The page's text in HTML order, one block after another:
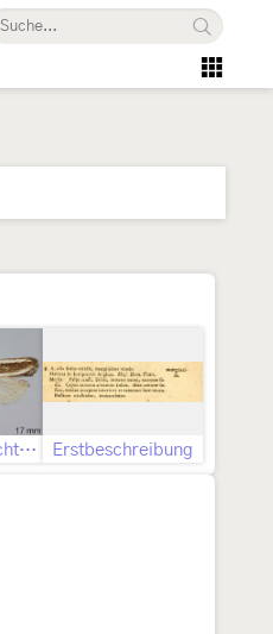
Geschlecht nicht bestimmt Erstbeschreibung